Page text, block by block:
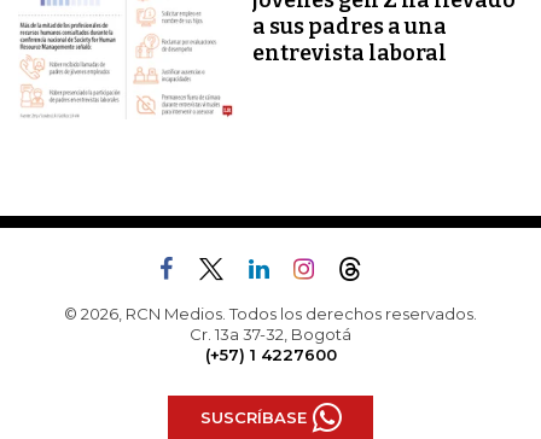
a sus padres a una
entrevista laboral
© 2026, RCN Medios. Todos los derechos reservados.
Cr. 13a 37-32, Bogotá
(+57) 1 4227600
SUSCRÍBASE